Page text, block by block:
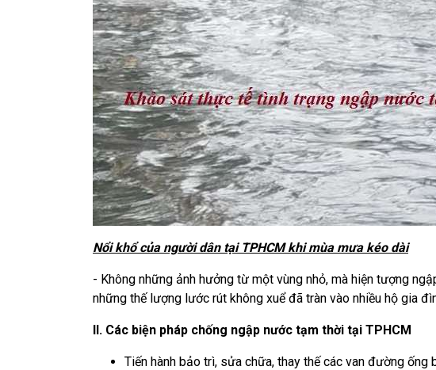
Nổi khổ của người dân tại TPHCM khi mùa mưa kéo dài
- Không những ảnh hưởng từ một vùng nhỏ, mà hiện tượng
những thế lượng lước rút không xuể đã tràn vào nhiều hộ gia
II. Các biện pháp chống ngập nước tạm thời tại TPHCM
Tiến hành bảo trì, sửa chữa, thay thế các van đường ống